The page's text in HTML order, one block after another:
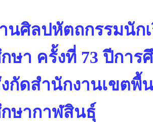
นศิลปหัตถกรรมนัก
ษา ครั้งที่ 73 ปีการ
กัดสำนักงานเขตพื้
ษากาฬสินธุ์